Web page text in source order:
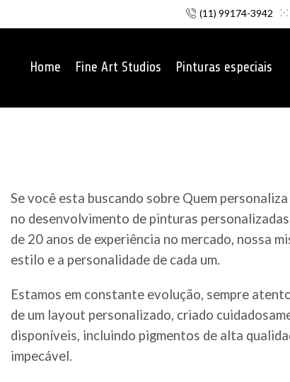
(11) 99174-3942
Home Fine Art Studios Pinturas especiais
Se você esta buscando sobre Quem
no desenvolvimento de pinturas
de 20 anos de experiência no mercado, nossa
estilo e a personalidade de cada um.
Estamos em constante evolução, sempre
de um layout personalizado, criado
disponíveis, incluindo pigmentos de alta
impecável.